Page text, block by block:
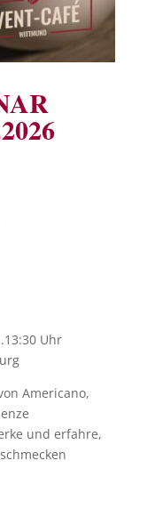
Uhr
Americano,
und erfahre,